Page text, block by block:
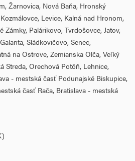
modernej konvergovanej
zložky ŽSR jednotné komunikačné
prenášané vyššími
požadovanej bezpečnosti a
EKS (elektronická
vykonané činnosti, ktoré zabezpečia
dobe a potrebám riadenia železničnej
systému;
železničnej dopravy;
Žarnovica, Nová Baňa, Hronský
Levice, Kalná nad Hronom,
Zámky, Palárikovo, Tvrdošovce, Jatov,
Sládkovičovo, Senec,
na Ostrove, Zemianska Olča, Veľký
Streda, Orechová Potôň, Lehnice,
- mestská časť Podunajské Biskupice,
časť Rača, Bratislava - mestská